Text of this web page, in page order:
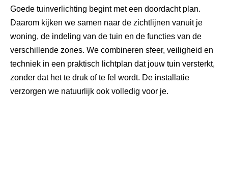
Goede tuinverlichting begint met een doordacht plan.
Daarom kijken we samen naar de zichtlijnen vanuit je
woning, de indeling van de tuin en de functies van de
verschillende zones. We combineren sfeer, veiligheid en
techniek in een praktisch lichtplan dat jouw tuin versterkt,
zonder dat het te druk of te fel wordt. De installatie
verzorgen we natuurlijk ook volledig voor je.